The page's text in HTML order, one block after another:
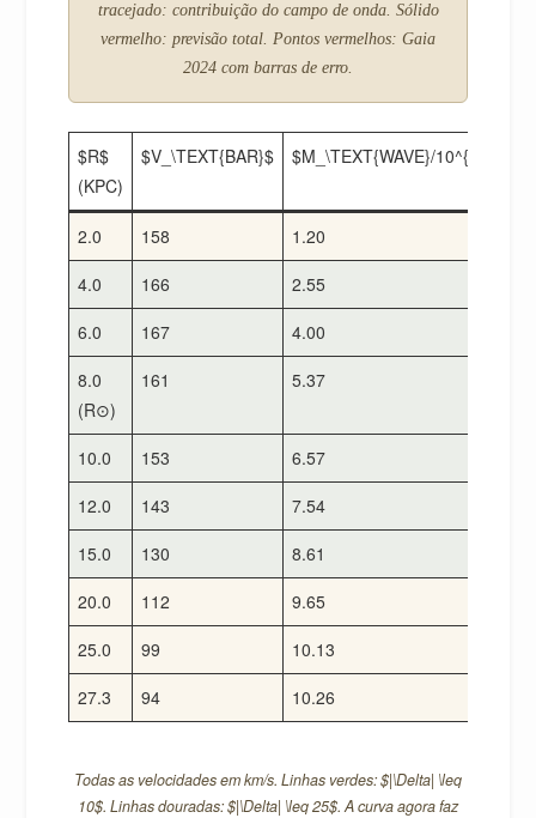
tracejado: contribuição do campo de onda. Sólido
vermelho: previsão total. Pontos vermelhos: Gaia
2024 com barras de erro.
$R$
(KPC)
$V_\TEXT{BAR}$ $M_\TEXT{WAVE}/10^{10}$
2.0 158 1.20
4.0
166 2.55
6.0
167 4.00
8.0
(R⊙)
161 5.37
10.0 153 6.57
12.0
143 7.54
15.0
130 8.61
20.0
112 9.65
25.0
99 10.13
27.3
94 10.26
Todas as velocidades em km/s. Linhas verdes: $|\Delta| \leq
10$. Linhas douradas: $|\Delta| \leq 25$. A curva agora faz